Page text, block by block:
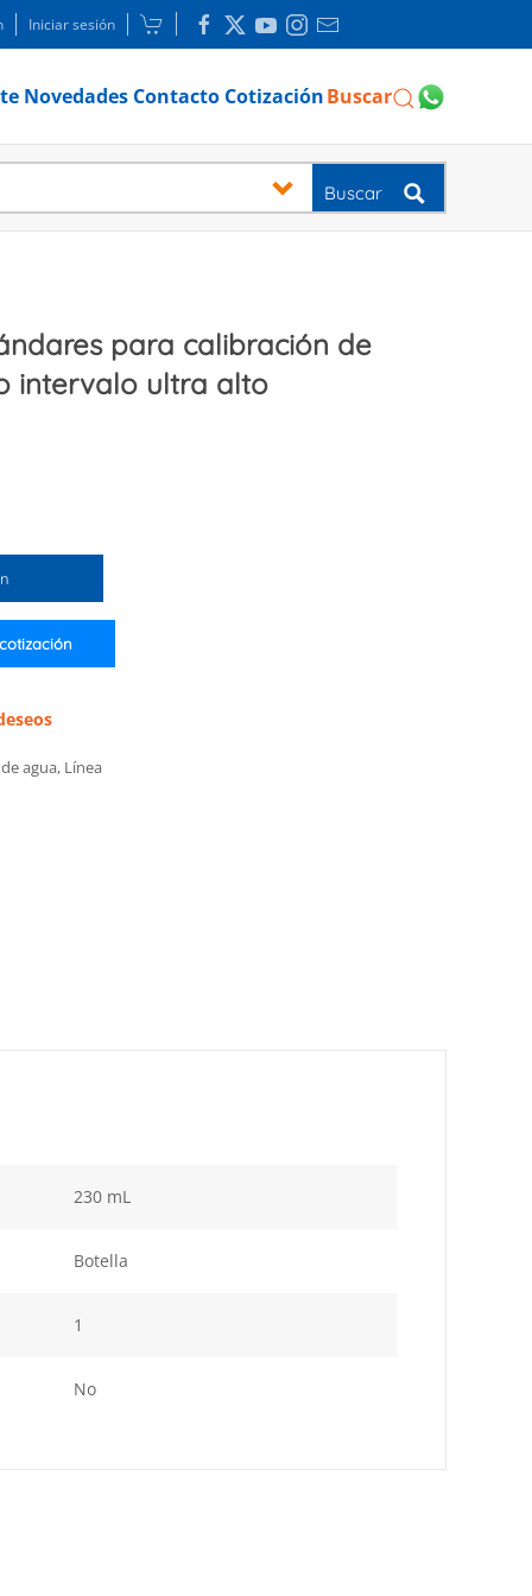
Iniciar sesión
Novedades Contacto CotizaciónBuscar
Buscar
para calibración de
intervalo ultra alto
agua, Línea
230 mL
Botella
1
No